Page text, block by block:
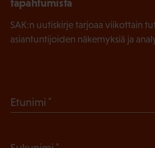
tapahtumista
SAK:n uutiskirje tarjoaa viikottain
asiantuntijoiden näkemyksiä ja
Etunimi